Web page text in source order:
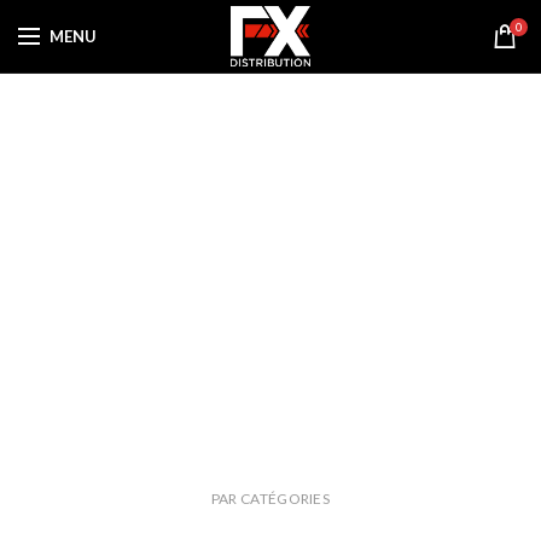
MENU 0
PAR CATÉGORIES